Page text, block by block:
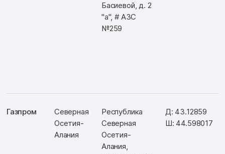
Басиевой, д. 2
"а", # АЗС
№259
Газпром
Северная
Осетия-
Алания
Республика
Северная
Осетия-
Алания,
Д: 43.12859
Ш: 44.598017